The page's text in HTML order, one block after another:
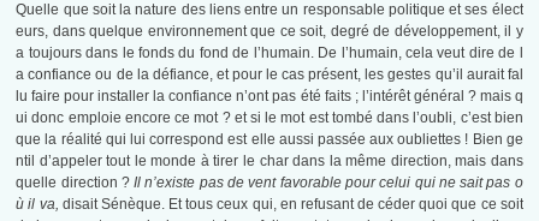
Quelle que soit la nature des liens entre un responsable politique et ses élect
eurs, dans quelque environnement que ce soit, degré de développement, il y
a toujours dans le fonds du fond de l’humain. De l’humain, cela veut dire de l
a confiance ou de la défiance, et pour le cas présent, les gestes qu’il aurait fal
lu faire pour installer la confiance n’ont pas été faits ; l’intérêt général ? mais q
ui donc emploie encore ce mot ? et si le mot est tombé dans l’oubli, c’est bien
que la réalité qui lui correspond est elle aussi passée aux oubliettes ! Bien ge
ntil d’appeler tout le monde à tirer le char dans la même direction, mais dans
quelle direction ?Il n’existe pas de vent favorable pour celui qui ne sait pas o
ù il va, disait Sénèque. Et tous ceux qui, en refusant de céder quoi que ce soit